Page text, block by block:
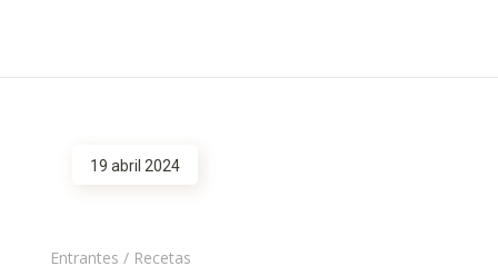
19 abril 2024
Entrantes / Recetas